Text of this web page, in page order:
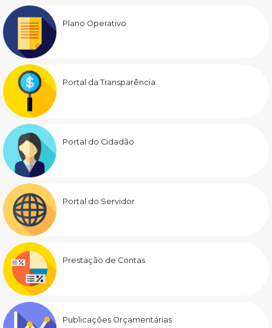
Plano Operativo
Portal da Transparência
Portal do Cidadão
Portal do Servidor
Prestação de Contas
Publicações Orçamentárias